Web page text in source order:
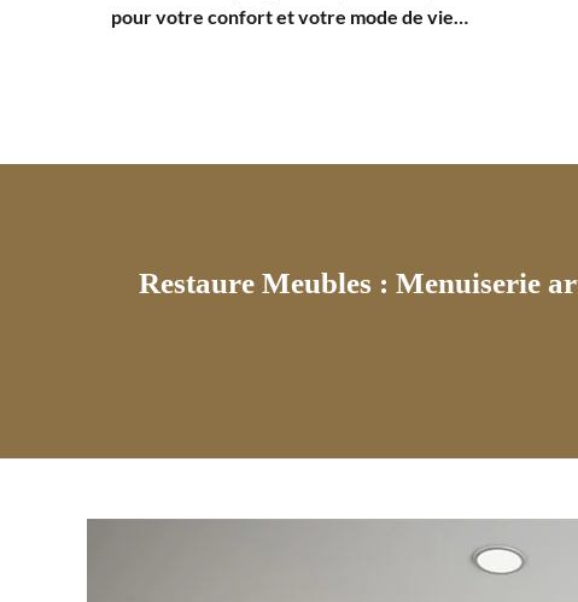
pour votre confort et votre mode de vie…
Restaure Meubles : Menuiserie